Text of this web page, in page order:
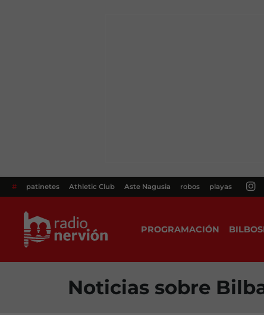
# patinetes Athletic Club Aste Nagusia robos playas
PROGRAMACIÓN
Noticias sobre